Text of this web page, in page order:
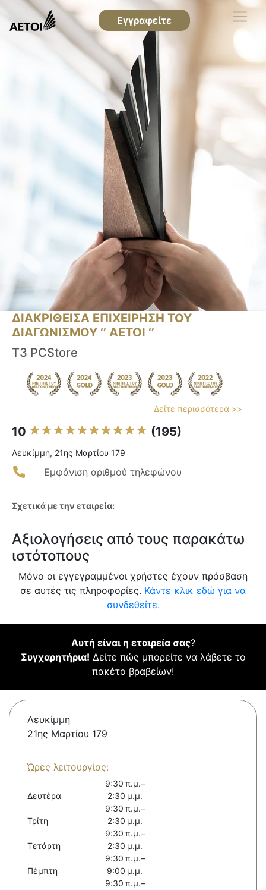
Εγγραφείτε
ΔΙΑΚΡΙΘΕΙΣΑ ΕΠΙΧΕΙΡΗΣΗ ΤΟΥ
ΔΙΑΓΩΝΙΣΜΟΥ ‘’ ΑΕΤΟΙ ‘’
T3 PCStore
Δείτε περισσότερα >>
10 (195)
Λευκίμμη, 21ης Μαρτίου 179
Εμφάνιση αριθμού τηλεφώνου
Σχετικά με την εταιρεία:
Αξιολογήσεις από τους παρακάτω
ιστότοπους
Μόνο οι εγγεγραμμένοι χρήστες έχουν πρόσβαση
σε αυτές τις πληροφορίες. Κάντε κλικ εδώ για να
συνδεθείτε.
Αυτή είναι η εταιρεία σας?
Συγχαρητήρια! Δείτε πώς μπορείτε να λάβετε το
πακέτο βραβείων!
Λευκίμμη
21ης Μαρτίου 179
Ώρες λειτουργίας:
Δευτέρα
9:30 π.μ.–
2:30 μ.μ.
Τρίτη
9:30 π.μ.–
2:30 μ.μ.
Τετάρτη
9:30 π.μ.–
2:30 μ.μ.
Πέμπτη
9:30 π.μ.–
9:00 μ.μ.
9:30 π.μ.–